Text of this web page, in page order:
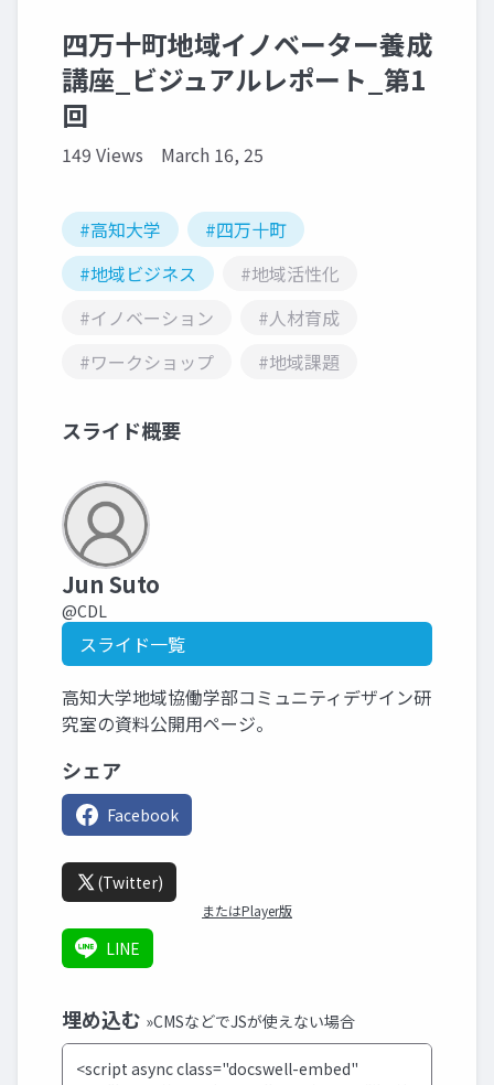
四万十町地域イノベーター養成
講座_ビジュアルレポート_第1
回
149 Views March 16, 25
#高知大学
#四万十町
#地域ビジネス
#地域活性化
#イノベーション
#人材育成
#ワークショップ
#地域課題
スライド概要
Jun Suto
@CDL
スライド一覧
高知大学地域協働学部コミュニティデザイン研
究室の資料公開用ページ。
シェア
Facebook
(Twitter)
またはPlayer版
LINE
埋め込む »CMSなどでJSが使えない場合